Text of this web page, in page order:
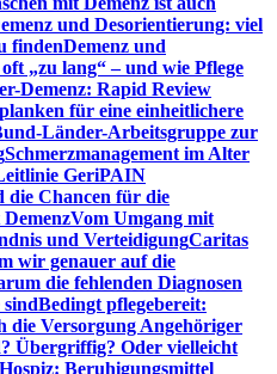
und Desorientierung: viel
findenDemenz und
„zu lang“ – und wie Pflege
Demenz: Rapid Review
für eine einheitlichere
Länder-Arbeitsgruppe zur
Schmerzmanagement im Alter
GeriPAIN
die Chancen für die
Vom Umgang mit
und VerteidigungCaritas
wir genauer auf die
die fehlenden Diagnosen
Bedingt pflegebereit:
die Versorgung Angehöriger
Übergriffig? Oder vielleicht
Beruhigungsmittel